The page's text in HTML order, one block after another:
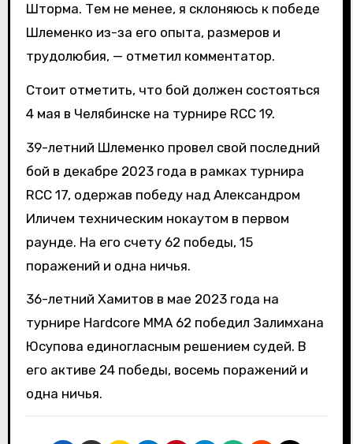
Шторма. Тем не менее, я склоняюсь к победе
Шлеменко из-за его опыта, размеров и
трудолюбия, — отметил комментатор.
Стоит отметить, что бой должен состояться
4 мая в Челябинске на турнире RCC 19.
39-летний Шлеменко провел свой последний
бой в декабре 2023 года в рамках турнира
RCC 17, одержав победу над Александром
Иличем техническим нокаутом в первом
раунде. На его счету 62 победы, 15
поражений и одна ничья.
36-летний Хамитов в мае 2023 года на
турнире Hardcore MMA 62 победил Залимхана
Юсупова единогласным решением судей. В
его активе 24 победы, восемь поражений и
одна ничья.